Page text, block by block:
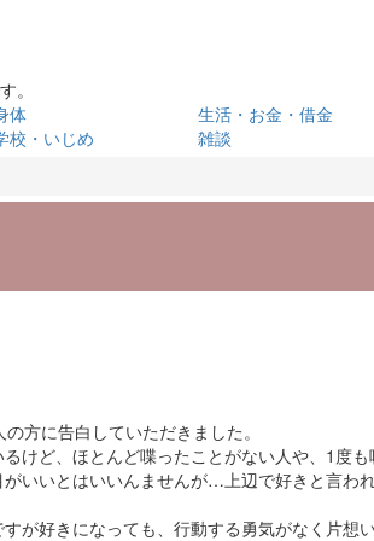
。
体
生活・お金・借金
校・いじめ
雑談
方に告白していただきました。
けど、ほとんど喋ったことがない人や、1度
いいとはいいんませんが…上辺で好きと言わ
が好きになっても、行動する勇気がなく片想